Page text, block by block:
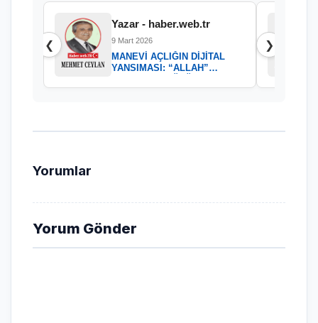
❮
Yazar - haber.web.tr
9 Mart 2026
MANEVİ AÇLIĞIN DİJİTAL
YANSIMASI: “ALLAH”
❯
Yorumlar
Yorum Gönder